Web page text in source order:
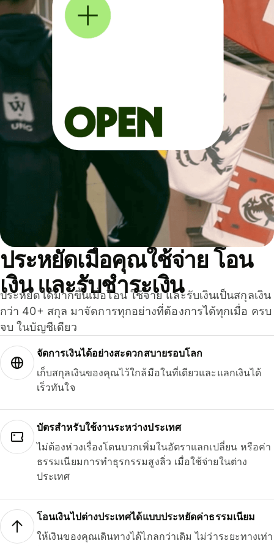
ประหยัดเมื่อคุณใช้จ่าย โอน
เงิน และรับชำระเงิน
ประหยัดได้มากขึ้นเมื่อโอน ใช้จ่าย และรับเงินเป็นสกุลเงิน
กว่า 40+ สกุล มาจัดการทุกอย่างที่ต้องการได้ทุกเมื่อ ครบ
จบ ในบัญชีเดียว
จัดการเงินได้อย่างสะดวกสบายรอบโลก
เก็บสกุลเงินของคุณไว้ใกล้มือในที่เดียวและแลกเงินได้
เร็วทันใจ
บัตรสำหรับใช้งานระหว่างประเทศ
ไม่ต้องห่วงเรื่องโดนบวกเพิ่มในอัตราแลกเปลี่ยน หรือค่า
ธรรมเนียมการทำธุรกรรมสูงลิ่ว เมื่อใช้จ่ายในต่าง
ประเทศ
โอนเงินไปต่างประเทศได้แบบประหยัดค่าธรรมเนียม
ให้เงินของคุณเดินทางได้ไกลกว่าเดิม ไม่ว่าระยะทางเท่า